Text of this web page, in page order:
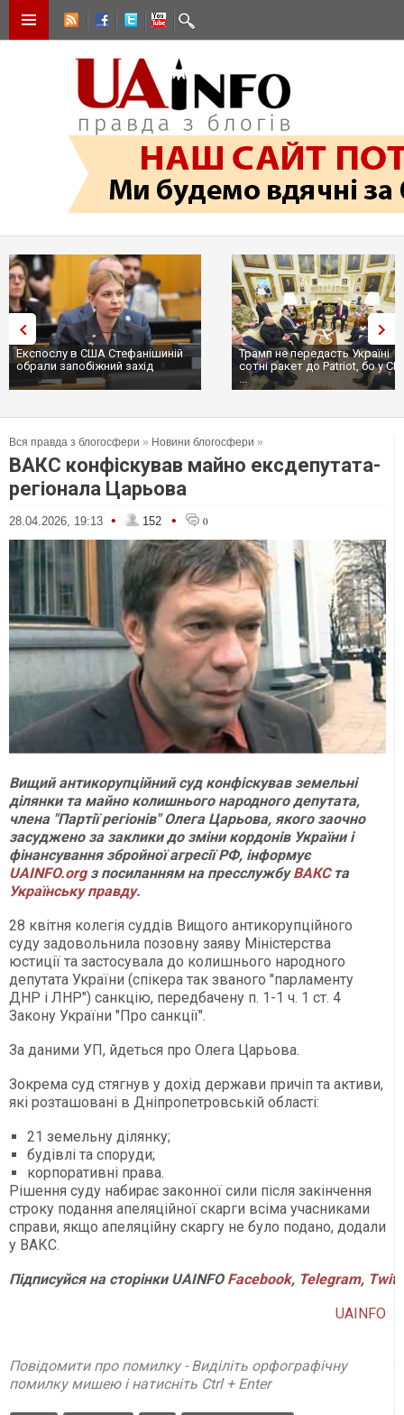
Експослу в США Стефанішиній
обрали запобіжний захід
Трамп не передасть Україні
сотні ракет до Patriot, бо у
...
Вся правда з блогосфери » Новини блогосфери »
ВАКС конфіскував майно ексдепутата-
регіонала Царьова
28.04.2026, 19:13 • 152 • 0
Вищий антикорупційний суд конфіскував земельні
ділянки та майно колишнього народного депутата,
члена "Партії регіонів" Олега Царьова, якого заочно
засуджено за заклики до зміни кордонів України і
фінансування збройної агресії РФ, інформує
UAINFO.orgз посиланням на пресслужбуВАКСта
Українську правду.
28 квітня колегія суддів Вищого антикорупційного
суду задовольнила позовну заяву Міністерства
юстиції та застосувала до колишнього народного
депутата України (спікера так званого "парламенту
ДНР і ЛНР") санкцію, передбачену п. 1-1 ч. 1 ст. 4
Закону України "Про санкції".
За даними УП, йдеться про Олега Царьова.
Зокрема суд стягнув у дохід держави причіп та активи,
які розташовані в Дніпропетровській області:
21 земельну ділянку;
будівлі та споруди;
корпоративні права.
Рішення суду набирає законної сили після закінчення
строку подання апеляційної скарги всіма учасниками
справи, якщо апеляційну скаргу не було подано, додали
у ВАКС.
ПідписуйсянасторінкиUAINFO Facebook, Telegram,
UAINFO
Повідомити про помилку - Виділіть орфографічну
помилку мишею і натисніть Ctrl + Enter